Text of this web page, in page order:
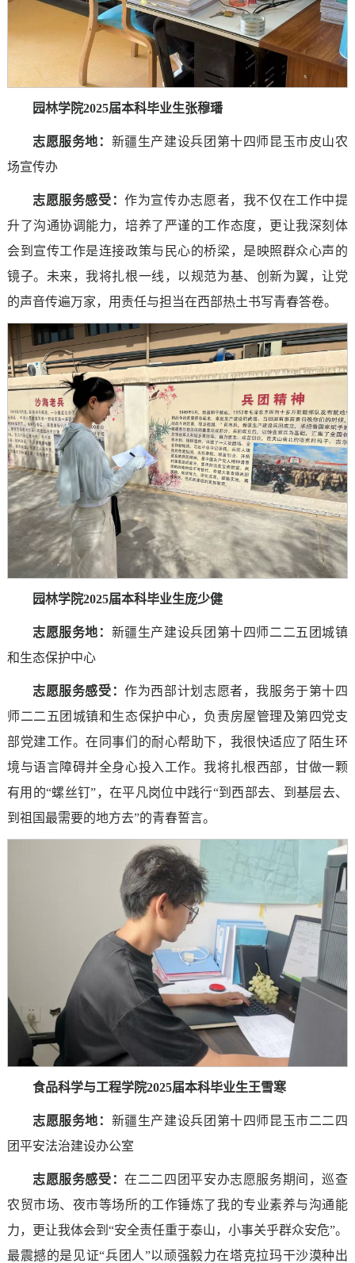
园林学院2025届本科毕业生张穆璠
志愿服务地： 新疆生产建设兵团第十四师昆玉市皮山农
场宣传办
志愿服务感受 ：作为宣传办志愿者，我不仅在工作中提
升了沟通协调能力，培养了严谨的工作态度，更让我深刻体
会到宣传工作是连接政策与民心的桥梁，是映照群众心声的
镜子。未来，我将扎根一线，以规范为基、创新为翼，让党
的声音传遍万家，用责任与担当在西部热土书写青春答卷。
园林学院2025届本科毕业生庞少健
志愿服务地： 新疆生产建设兵团第十四师二二五团城镇
和生态保护中心
志愿服务感受 ：作为西部计划志愿者，我服务于第十四
师二二五团城镇和生态保护中心，负责房屋管理及第四党支
部党建工作。在同事们的耐心帮助下，我很快适应了陌生环
境与语言障碍并全身心投入工作。我将扎根西部，甘做一颗
有用的“螺丝钉”，在平凡岗位中践行“到西部去、到基层去、
到祖国最需要的地方去”的青春誓言。
食品科学与工程学院2025届本科毕业生王雪寒
志愿服务地： 新疆生产建设兵团第十四师昆玉市二二四
团平安法治建设办公室
志愿服务感受 ：在二二四团平安办志愿服务期间，巡查
农贸市场、夜市等场所的工作锤炼了我的专业素养与沟通能
力，更让我体会到“安全责任重于泰山，小事关乎群众安危”。
最震撼的是见证“兵团人”以顽强毅力在塔克拉玛干沙漠种出